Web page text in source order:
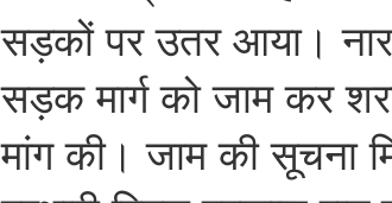
सड़कों पर उतर आया।
सड़क मार्ग को जाम कर
मांग की। जाम की सूचना